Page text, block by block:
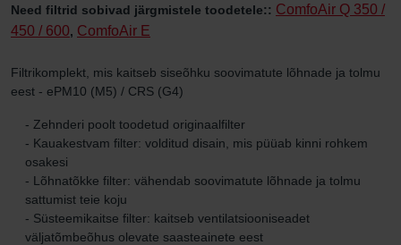
Need filtrid sobivad järgmistele toodetele:: ComfoAir Q 350 /
450 / 600, ComfoAir E
Filtrikomplekt, mis kaitseb siseõhku soovimatute lõhnade ja tolmu
eest - ePM10 (M5) / CRS (G4)
- Zehnderi poolt toodetud originaalfilter
- Kauakestvam filter: volditud disain, mis püüab kinni rohkem
osakesi
- Lõhnatõkke filter: vähendab soovimatute lõhnade ja tolmu
sattumist teie koju
- Süsteemikaitse filter: kaitseb ventilatsiooniseadet
väljatõmbeõhus olevate saasteainete eest